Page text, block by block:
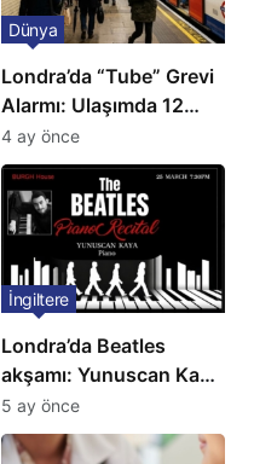
Londra’da “Tube” Grevi
Alarmı: Ulaşımda 12
Günlük Kaos Kapıda
Dünya
4 ay önce
Londra’da Beatles
akşamı: Yunuscan Kaya
klasik yorumuyla
sahnede
İngiltere
5 ay önce